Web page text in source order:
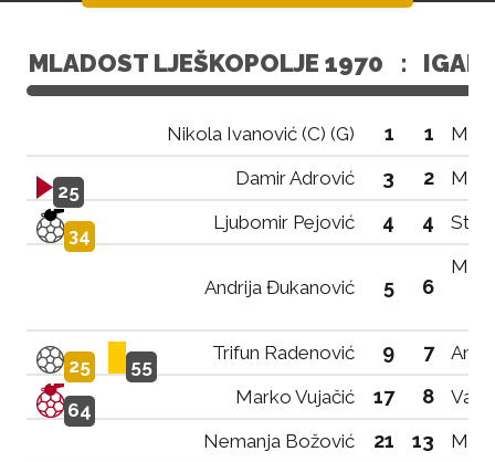
MLADOST LJEŠKOPOLJE 1970 :
Nikola Ivanović (C) (G) 1 1
25
Damir Adrović 3 2
34
Ljubomir Pejović 4 4
Andrija Đukanović 5 6
25 55
Trifun Radenović 9 7
64
Marko Vujačić 17 8
Nemanja Božović
21 13